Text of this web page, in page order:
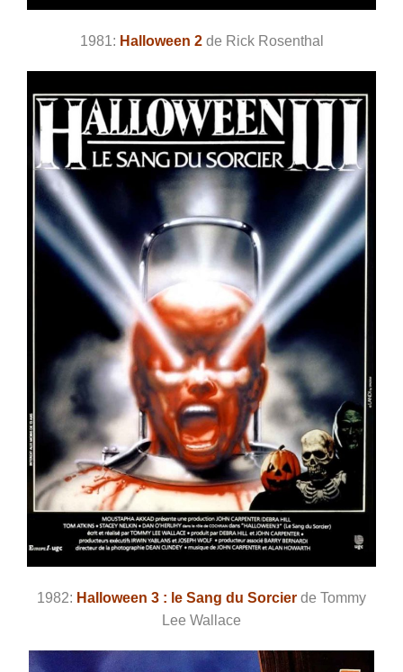
1981: Halloween 2de Rick Rosenthal
1982: Halloween 3 : le Sang du Sorcier de Tommy
Lee Wallace